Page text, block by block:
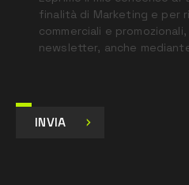
finalità di Marketing e per
commerciali e
newsletter, anche
INVIA